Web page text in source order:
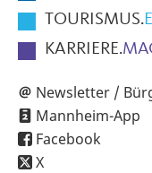
TOURISMUS.
KARRIERE.
Newsletter /
Mannheim-App
Facebook
X